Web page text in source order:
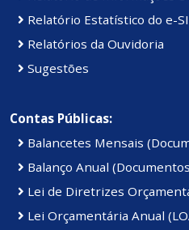
Relatório Estatístico do e-
Relatórios da Ouvidoria
Sugestões
Contas Públicas:
Balancetes Mensais
Balanço Anual
Lei de Diretrizes
Lei Orçamentária Anual